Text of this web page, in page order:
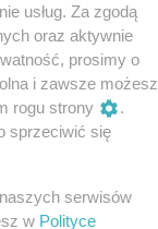
usług. Za zgodą
oraz aktywnie
prosimy o
i zawsze możesz
rogu strony
.
sprzeciwić się
serwisów
w Polityce